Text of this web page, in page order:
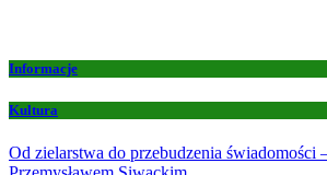
Informacje
Kultura
Od zielarstwa do przebudzenia świadomości